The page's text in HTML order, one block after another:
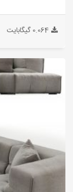
0.064 گیگابایت